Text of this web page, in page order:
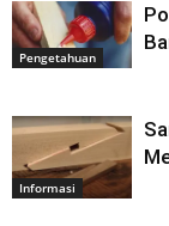
Pengetahuan
Informasi